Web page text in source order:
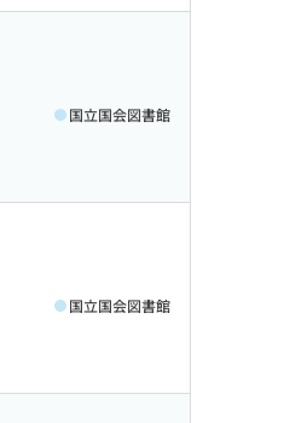
国立国会図書館
国立国会図書館